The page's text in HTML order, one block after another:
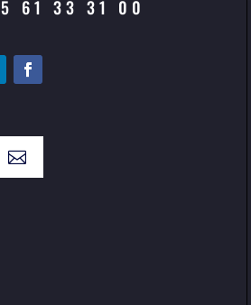
61 33 31 00